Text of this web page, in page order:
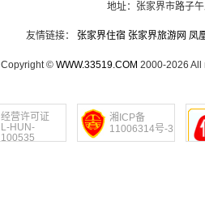
地址：张家界市路子
友情链接： 张家界住宿 张家界旅游网 凤
Copyright © WWW.33519.COM 2000-2026 All
经营许可证
L-HUN-
100535
湘ICP备
11006314号-3